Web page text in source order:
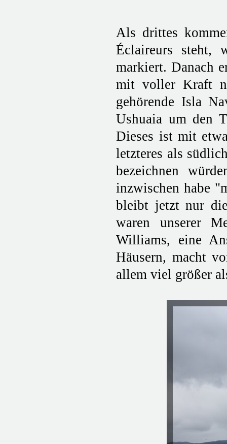
Als drittes
Éclaireurs steht,
markiert. Danach
mit voller Kraft
gehörende Isla
Ushuaia um den
Dieses ist mit
letzteres als
bezeichnen
inzwischen habe
bleibt jetzt nur
waren unserer
Williams, eine
Häusern, macht
allem viel größer